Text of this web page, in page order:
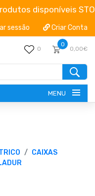
disponíveis
sessão Criar Conta
0
0
0,00€
MENU
CAIXAS